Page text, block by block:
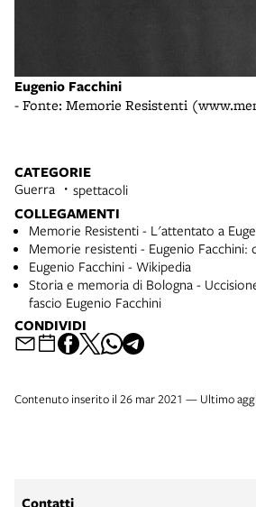
Eugenio Facchini
- Fonte: Memorie Resistenti
CATEGORIE
Guerra spettacoli
COLLEGAMENTI
Memorie Resistenti - L'attentato a
Memorie resistenti - Eugenio Facchini:
Eugenio Facchini - Wikipedia
Storia e memoria di Bologna -
fascio Eugenio Facchini
CONDIVIDI
Contenuto inserito il 26 mar 2021 — Ultimo